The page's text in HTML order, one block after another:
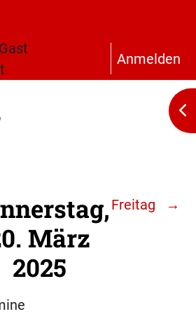
Anmelden
März
2025
Freitag →